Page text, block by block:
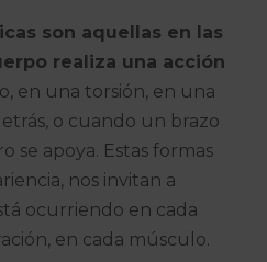
son aquellas en las
realiza una acción
en una torsión, en una
o cuando un brazo
se apoya. Estas formas
nos invitan a
ocurriendo en cada
en cada músculo.